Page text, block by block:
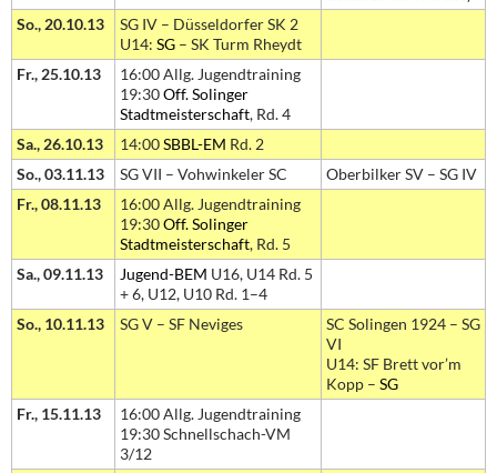
So., 20.10.13
SG IV – Düsseldorfer SK 2
U14: SG – SK Turm Rheydt
Fr., 25.10.13
16:00 Allg. Jugendtraining
19:30Off. Solinger
Stadtmeisterschaft, Rd. 4
Sa., 26.10.13
14:00SBBL-EM Rd. 2
So., 03.11.13
SG VII – Vohwinkeler SC
Oberbilker SV – SG IV
Fr., 08.11.13
16:00 Allg. Jugendtraining
19:30Off. Solinger
Stadtmeisterschaft, Rd. 5
Sa., 09.11.13
Jugend-BEM U16, U14 Rd. 5
+ 6, U12, U10 Rd. 1–4
So., 10.11.13
SG V – SF Neviges
SC Solingen 1924 – SG
VI
U14: SF Brett vor’m
Kopp – SG
Fr., 15.11.13
16:00 Allg. Jugendtraining
19:30 Schnellschach-VM
3/12